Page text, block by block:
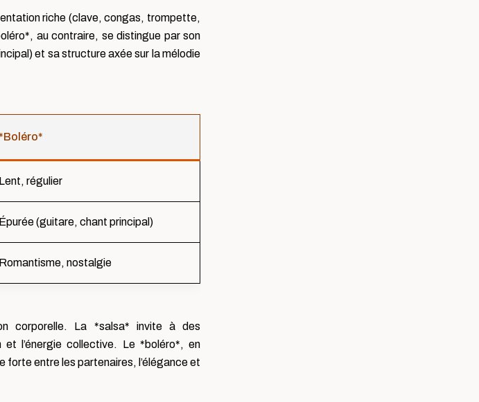
riche (clave, congas, trompette,
au contraire, se distingue par son
et sa structure axée sur la mélodie
Lent, régulier
Épurée (guitare, chant principal)
Romantisme, nostalgie
corporelle. La *salsa* invite à des
et l’énergie collective. Le *boléro*, en
forte entre les partenaires, l’élégance et